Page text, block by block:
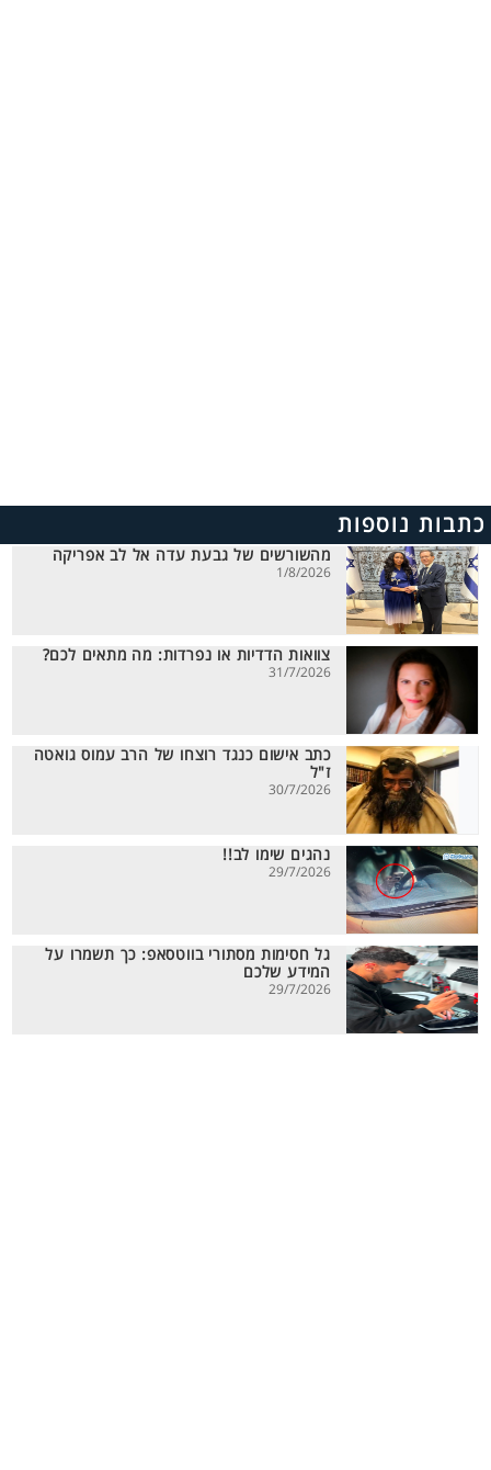
כתבות נוספות
מהשורשים של גבעת עדה אל לב אפריקה
1/8/2026
צוואות הדדיות או נפרדות: מה מתאים לכם?
31/7/2026
כתב אישום כנגד רוצחו של הרב עמוס גואטה
ז"ל
30/7/2026
נהגים שימו לב!!
29/7/2026
גל חסימות מסתורי בווטסאפ: כך תשמרו על
המידע שלכם
29/7/2026